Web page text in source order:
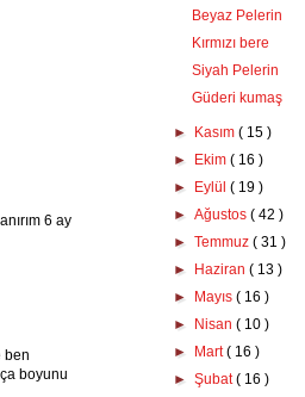
6 ay
ben
boyunu
Beyaz Pelerin
Kırmızı bere
Siyah Pelerin
Güderi kumaş
► Kasım( 15 )
►
Ekim( 16 )
►
Eylül( 19 )
►Ağustos( 42 )
►Temmuz( 31 )
►
Haziran( 13 )
►
Mayıs( 16 )
►
Nisan( 10 )
►
Mart( 16 )
►Şubat( 16 )